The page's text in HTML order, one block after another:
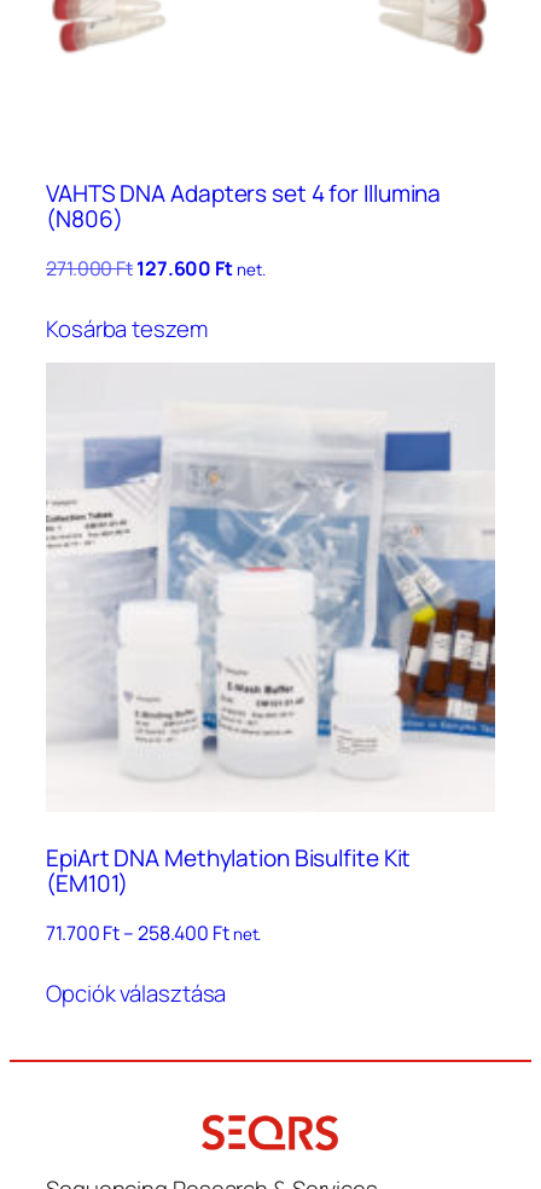
VAHTS DNA Adapters set 4 for Illumina
(N806)
271.000FtOriginal
was:
271.000 Ft.
127.600 FtCurrent
net.
Kosárba teszem
EpiArt DNA Methylation Bisulfite Kit
(EM101)
71.700Ft–258.400 FtÁrtartomány:
net.
Opciók választása
több
van.
A
változatok